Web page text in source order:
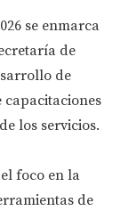
se enmarca
de
de
capacitaciones
los servicios.
foco en la
de